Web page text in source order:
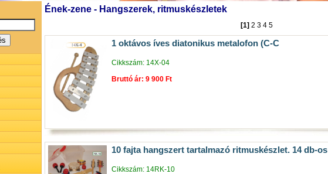
Ének-zene - Hangszerek, ritmuskészletek
[1] 2 3 4 5
1 oktávos íves diatonikus metalofon (C-C
Cikkszám: 14X-04
Bruttó ár: 9 900 Ft
10 fajta hangszert tartalmazó ritmuskészlet. 14 db-os
Cikkszám: 14RK-10